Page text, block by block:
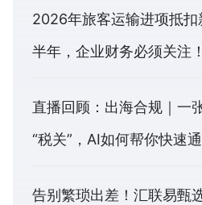
2026年旅客运输进项抵
半年，企业财务必须关注！
直播回顾：出海合规｜一
“税关”，AI如何帮你快速
告别繁琐出差！汇联易甄